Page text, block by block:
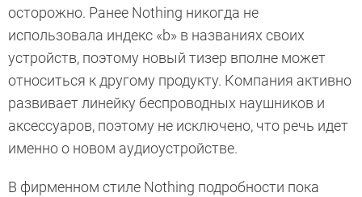
осторожно. Ранее Nothing никогда не
использовала индекс «b» в названиях своих
устройств, поэтому новый тизер вполне может
относиться к другому продукту. Компания активно
развивает линейку беспроводных наушников и
аксессуаров, поэтому не исключено, что речь идет
именно о новом аудиоустройстве.
В фирменном стиле Nothing подробности пока